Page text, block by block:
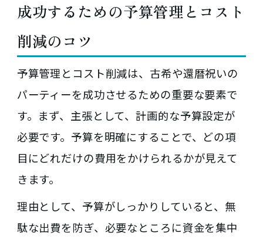
成功するための予算管理とコスト
削減のコツ
予算管理とコスト削減は、古希や還暦祝いの
パーティーを成功させるための重要な要素で
す。まず、主張として、計画的な予算設定が
必要です。予算を明確にすることで、どの項
目にどれだけの費用をかけられるかが見えて
きます。
理由として、予算がしっかりしていると、無
駄な出費を防ぎ、必要なところに資金を集中